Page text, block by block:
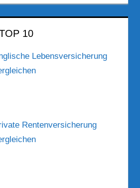
10
Lebensversicherung
Rentenversicherung